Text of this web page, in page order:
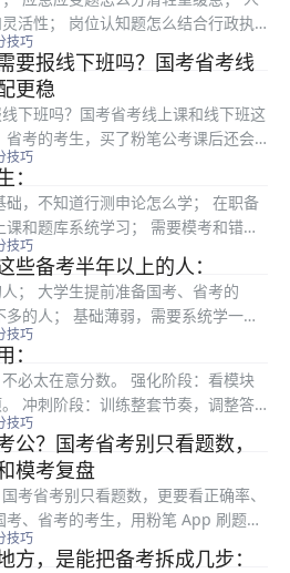
活性； 岗位认知题怎么结合行政执
流程意识。 但面试不能只听课，还
框架，再通过模拟答题、录音复盘和
技巧
要报线下班吗？国考省考线
更稳
下班吗？国考省考线上课和线下班这
考的考生，买了粉笔公考课后还会
，还需要再报线下班吗？”这个问题
”，关键要看你的基础、备考阶段、
技巧
，不知道行测申论怎么学； 在职备
和题库系统学习； 需要模考和错题
预算有限但想先打基础； 想同时关
考岗位有特殊要求，或者公告中有...
技巧
备考半年以上的人：
； 大学生提前准备国考、省考的
的人； 基础薄弱，需要系统学一轮
、稳定提升的人； 申论不知道怎么
系统学习的人。 如果你备考时间
技巧
必太在意分数。 强化阶段：看模块
冲刺阶段：训练整套节奏，调整答
：少做新题，多复盘模考错题和申
能找到一个明确问题，比如“资料分
技巧
公？国考省考别只看题数，
模考复盘
考省考别只看题数，更要看正确率、
、省考的考生，用粉笔 App 刷题时
考公？”这个问题很真实。因为行测
不是简单比谁刷得多，刷题量只是
技巧
方，是能把备考拆成几步：